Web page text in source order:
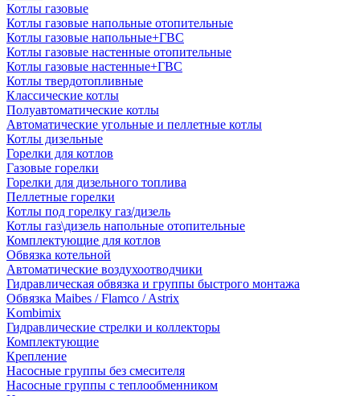
Котлы газовые
Котлы газовые напольные отопительные
Котлы газовые напольные+ГВС
Котлы газовые настенные отопительные
Котлы газовые настенные+ГВС
Котлы твердотопливные
Классические котлы
Полуавтоматические котлы
Автоматические угольные и пеллетные котлы
Котлы дизельные
Горелки для котлов
Газовые горелки
Горелки для дизельного топлива
Пеллетные горелки
Котлы под горелку газ/дизель
Котлы газ\дизель напольные отопительные
Комплектующие для котлов
Обвязка котельной
Автоматические воздухоотводчики
Гидравлическая обвязка и группы быстрого монтажа
Обвязка Maibes / Flamco / Astrix
Kombimix
Гидравлические стрелки и коллекторы
Комплектующие
Крепление
Насосные группы без смесителя
Насосные группы с теплообменником